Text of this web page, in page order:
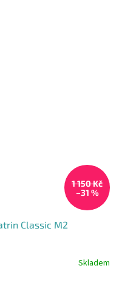
1 150 Kč
–31 %
Classic M2
Skladem